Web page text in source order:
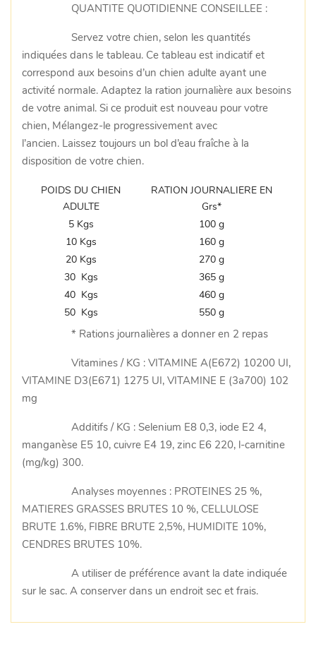
QUANTITE QUOTIDIENNE CONSEILLEE :
Servez votre chien, selon les quantités
indiquées dans le tableau. Ce tableau est indicatif et
correspond aux besoins d’un chien adulte ayant une
activité normale. Adaptez la ration journalière aux besoins
de votre animal. Si ce produit est nouveau pour votre
chien, Mélangez-le progressivement avec
l’ancien. Laissez toujours un bol d’eau fraîche à la
disposition de votre chien.
POIDS DU CHIEN
ADULTE
RATION JOURNALIERE EN
Grs*
5 Kgs
100 g
10 Kgs
160 g
20 Kgs
270 g
30 Kgs
365 g
40 Kgs
460 g
50 Kgs
550 g
* Rations journalières a donner en 2 repas
Vitamines / KG : VITAMINE A(E672) 10200 UI,
VITAMINE D3(E671) 1275 UI, VITAMINE E (3a700) 102
mg
Additifs / KG : Selenium E8 0,3, iode E2 4,
manganèse E5 10, cuivre E4 19, zinc E6 220, l-carnitine
(mg/kg) 300.
Analyses moyennes : PROTEINES 25 %,
MATIERES GRASSES BRUTES 10 %, CELLULOSE
BRUTE 1.6%, FIBRE BRUTE 2,5%, HUMIDITE 10%,
CENDRES BRUTES 10%.
A utiliser de préférence avant la date indiquée
sur le sac. A conserver dans un endroit sec et frais.